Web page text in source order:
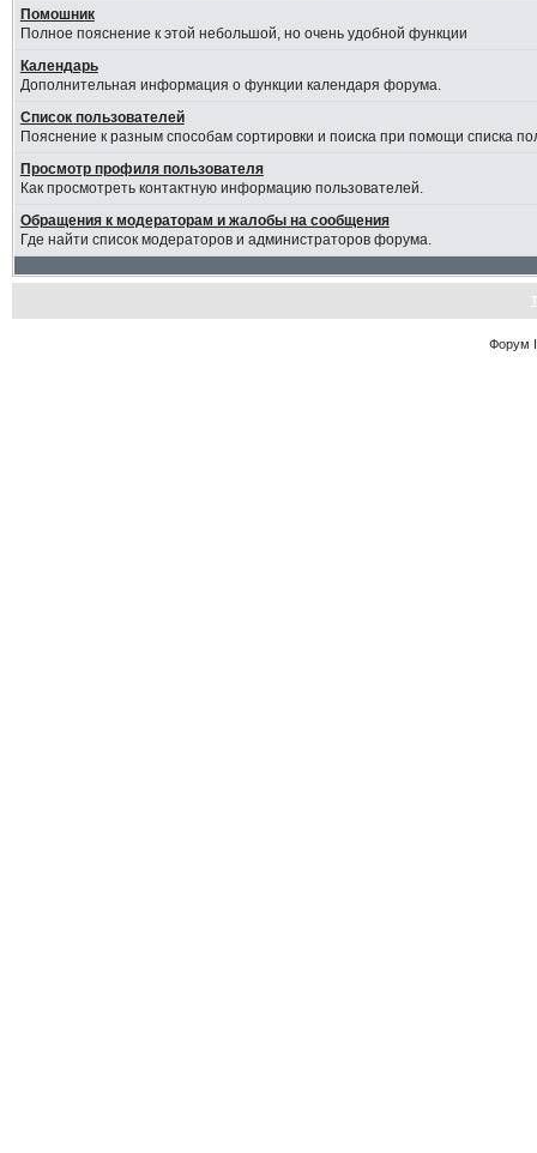
Помошник
Полное пояснение к этой небольшой, но очень удобной функции
Календарь
Дополнительная информация о функции календаря форума.
Список пользователей
Пояснение к разным способам сортировки и поиска при помощи списка
Просмотр профиля пользователя
Как просмотреть контактную информацию пользователей.
Обращения к модераторам и жалобы на сообщения
Где найти список модераторов и администраторов форума.
Форум